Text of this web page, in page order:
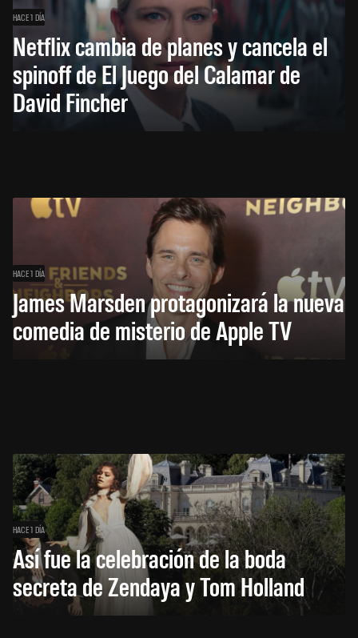
HACE 1 DÍA
Netflix cambia de planes y cancela el
spinoff de El Juego del Calamar de
David Fincher
HACE 1 DÍA
James Marsden protagonizará la nueva
comedia de misterio de Apple TV
HACE 1 DÍA
Así fue la celebración de la boda
secreta de Zendaya y Tom Holland